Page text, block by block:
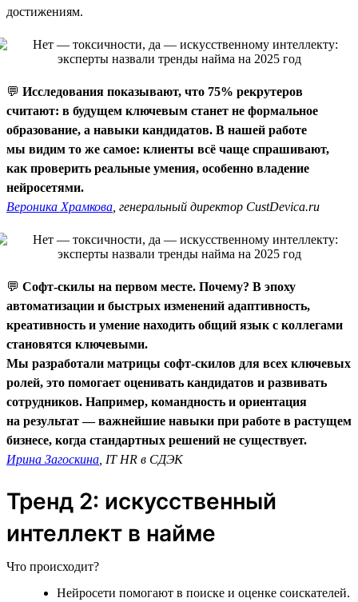
достижениям.
💬 Исследования показывают, что 75% рекрутеров
считают: в будущем ключевым станет не формальное
образование, а навыки кандидатов. В нашей работе
мы видим то же самое: клиенты всё чаще спрашивают,
как проверить реальные умения, особенно владение
нейросетями.
Вероника Храмкова , генеральный директор CustDevica.ru
💬 Софт-скилы на первом месте. Почему? В эпоху
автоматизации и быстрых изменений адаптивность,
креативность и умение находить общий язык с коллегами
становятся ключевыми.
Мы разработали матрицы софт-скилов для всех ключевых
ролей, это помогает оценивать кандидатов и развивать
сотрудников. Например, командность и ориентация
на результат — важнейшие навыки при работе в растущем
бизнесе, когда стандартных решений не существует.
Ирина Загоскина , IT HR в СДЭК
Тренд 2: искусственный
интеллект в найме
Что происходит?
Нейросети помогают в поиске и оценке соискателей.